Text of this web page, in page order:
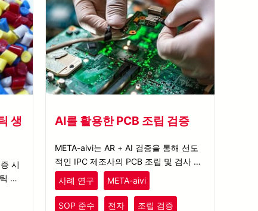
생
시
생
이
니
AI를 활용한 PCB 조립 검증
META-aivi는 AR + AI 검증을 통해 선도
적인 IPC 제조사의 PCB 조립 및 검사 프
로세스를 최적화하여 정밀도와 효율성을
높입니다.
사례 연구 META-aivi
SOP 준수 전자 조립 검증